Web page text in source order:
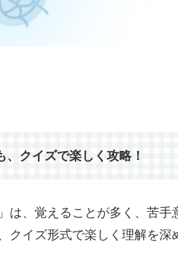
クイズで楽しく攻略！
は、覚えることが多く、苦手
クイズ形式で楽しく理解を深